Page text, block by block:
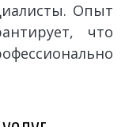
Опыт
что